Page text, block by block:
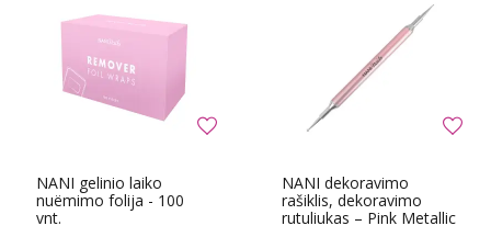
NANI gelinio laiko
nuëmimo folija - 100
vnt.
NANI dekoravimo
rašiklis, dekoravimo
rutuliukas – Pink Metallic